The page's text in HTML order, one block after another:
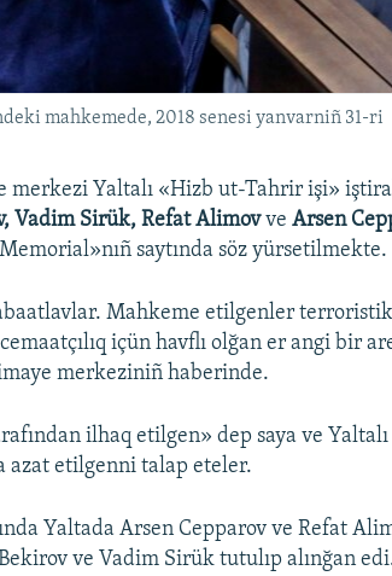
mahkemede, 2018 senesi yanvarniñ 31-ri
merkezi Yaltalı «Hizb ut-Tahrir işi»
Vadim Sirük, Refat AlimovveArsen
saytında söz yürsetilmekte.
Mahkeme etilgenler terroristik
içün havflı olğan er angi bir
merkeziniñ haberinde.
ilhaq etilgen» dep saya ve
azat etilgenni talap eteler.
Yaltada Arsen Cepparov ve Refat
ve Vadim Sirük tutulıp alınğan